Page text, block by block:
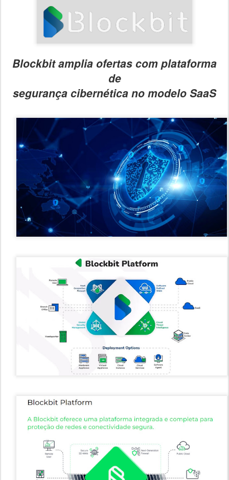
Blockbit amplia ofertas com plataforma
de
segurança cibernética no modelo SaaS